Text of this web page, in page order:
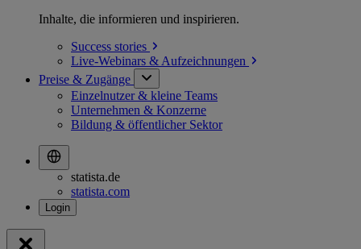
Inhalte, die informieren und inspirieren.
Success stories
Live-Webinars & Aufzeichnungen
Preise & Zugänge
Einzelnutzer & kleine Teams
Unternehmen & Konzerne
Bildung & öffentlicher Sektor
statista.de
statista.com